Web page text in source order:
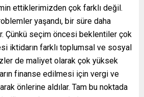
ettiklerimizden çok farklı değil.
yaşandı, bir süre daha
Çünkü seçim öncesi beklentiler çok
iktidarın farklı toplumsal ve sosyal
de maliyet olarak çok yüksek
finanse edilmesi için vergi ve
önlerine aldılar. Tam bu noktada